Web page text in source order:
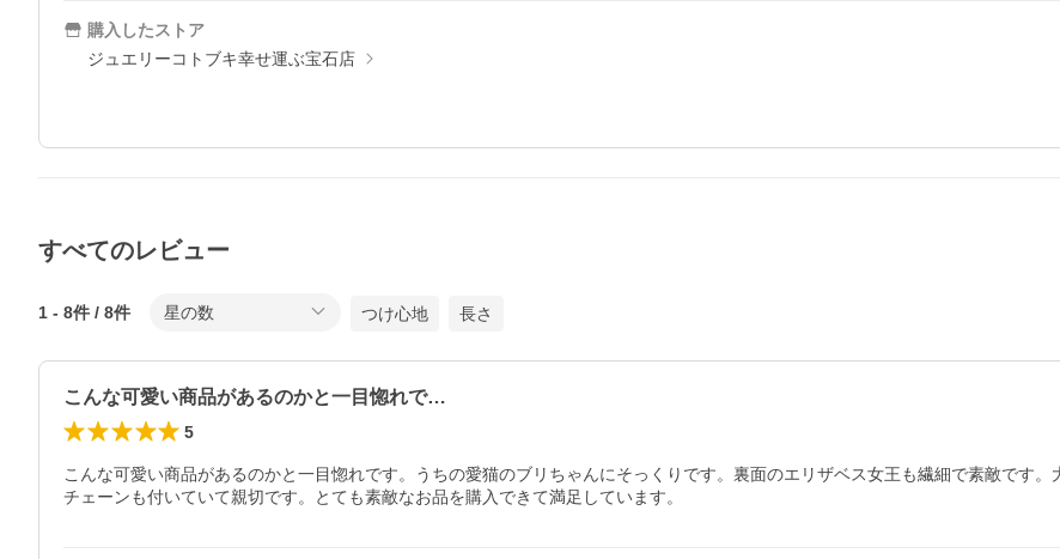
購入したストア
ジュエリーコトブキ幸せ運ぶ宝石店
すべてのレビュー
1 - 8件 / 8件 星の数 つけ心地 長さ
こんな可愛い商品があるのかと一目惚れで…
5
こんな可愛い商品があるのかと一目惚れです。うちの愛猫のブリちゃんにそっくりです。裏面のエリザベス女王も繊細で素敵です
チェーンも付いていて親切です。とても素敵なお品を購入できて満足しています。